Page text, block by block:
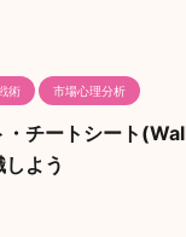
術 市場心理分析
・チートシート
よう